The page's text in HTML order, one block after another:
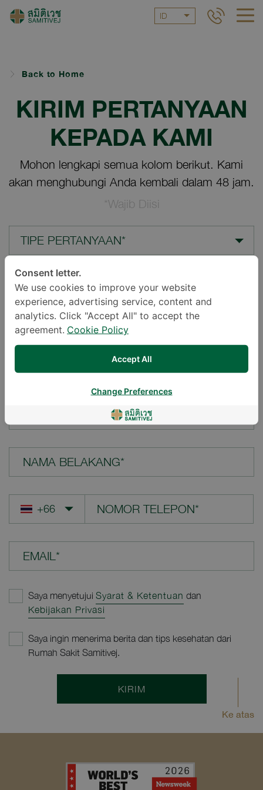
ID
Back to Home
KIRIM PERTANYAAN
KEPADA KAMI
Mohon lengkapi semua kolom berikut. Kami
akan menghubungi Anda kembali dalam 48 jam.
*Wajib Diisi
TIPE PERTANYAAN*
LOKASI*
PERTANYAAN ANDA*
NAMA BELAKANG*
EMAIL*
Saya menyetujui Syarat & Ketentuan dan
Kebijakan Privasi
Saya ingin menerima berita dan tips kesehatan dari
Rumah Sakit Samitivej.
KIRIM
Ke atas
Consent letter.
We use cookies to improve your website
experience, advertising service, content and
analytics. Click "Accept All" to accept the
agreement. Cookie Policy
Accept All
Change Preferences